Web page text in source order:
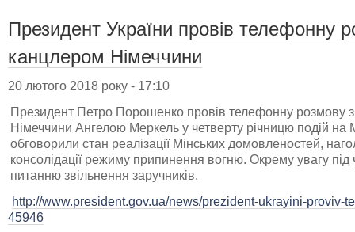
Президент України провів телефонну
канцлером Німеччини
20 лютого 2018 року - 17:10
Президент Петро Порошенко провів телефонну розмову
Німеччини Ангелою Меркель у четверту річницю подій на
обговорили стан реалізації Мінських домовленостей,
консолідації режиму припинення вогню. Окрему увагу
питанню звільнення заручників.
http://www.president.gov.ua/news/prezident-ukrayini-proviv-
45946